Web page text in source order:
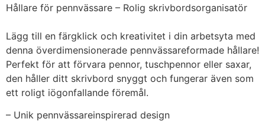
Hållare för pennvässare – Rolig skrivbordsorganisatör
Lägg till en färgklick och kreativitet i din arbetsyta med
denna överdimensionerade pennvässareformade hållare!
Perfekt för att förvara pennor, tuschpennor eller saxar,
den håller ditt skrivbord snyggt och fungerar även som
ett roligt iögonfallande föremål.
– Unik pennvässareinspirerad design